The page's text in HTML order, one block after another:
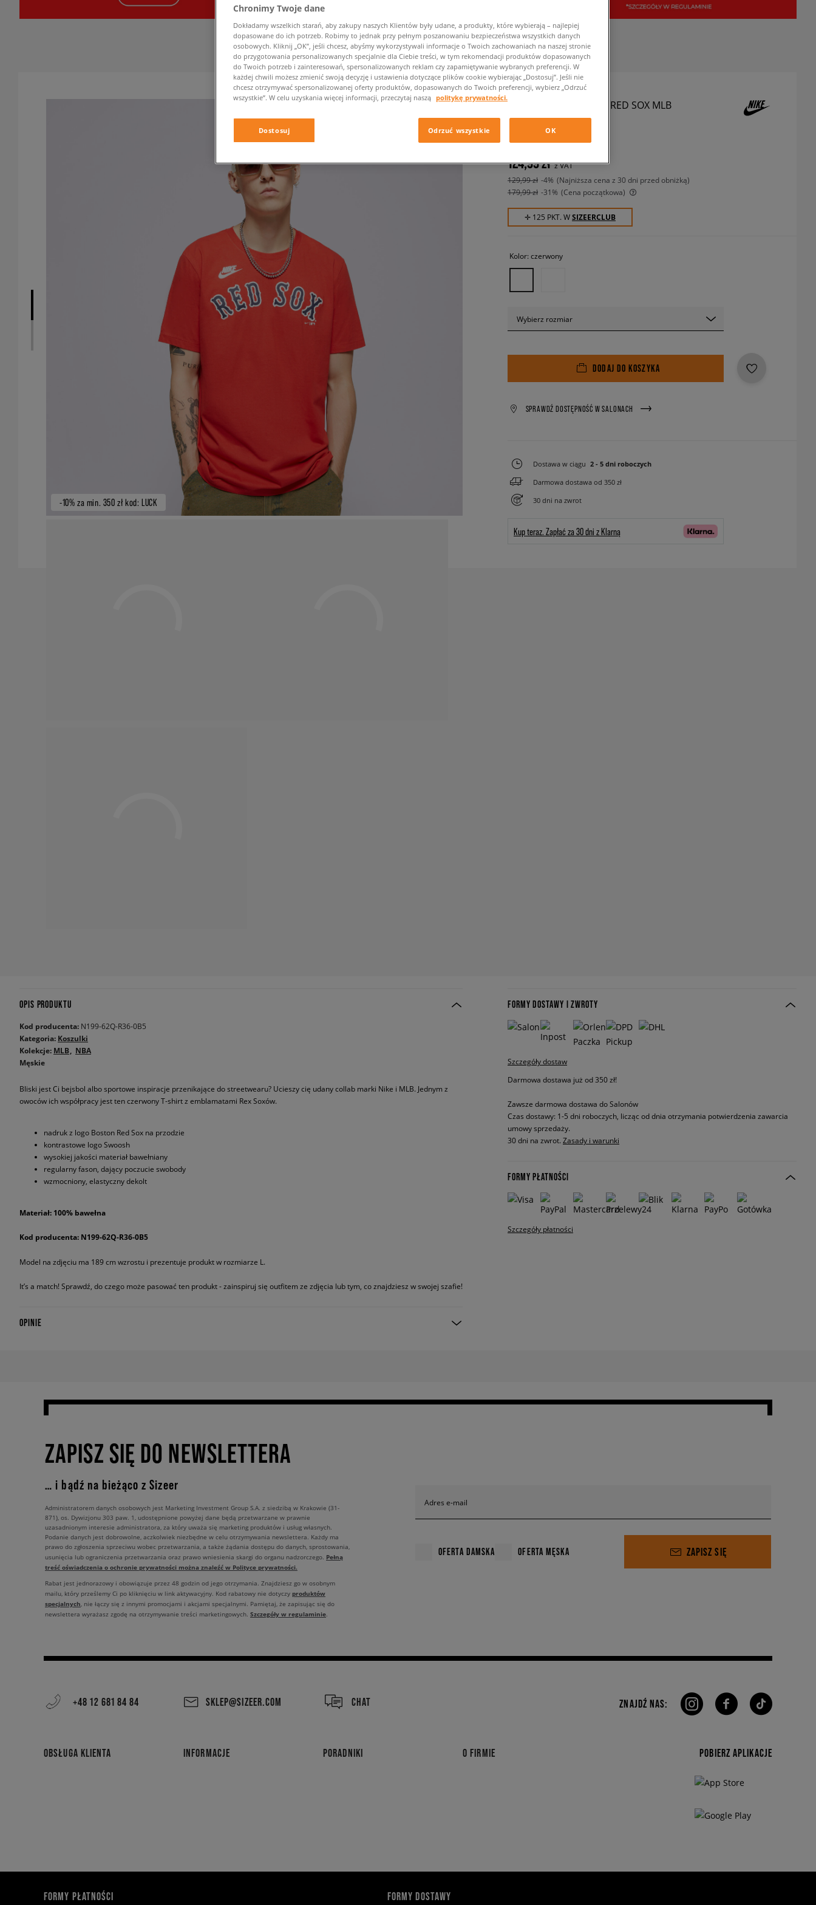
-10% za min. 350 zł kod: LUCK
NIKE T-SHIRT BOSTON RED SOX MLB
124,99 zł z VAT
129,99 zł -4%
(najniższa cena z 30 dni przed obniżką)
179,99 zł -31% (Cena początkowa)
✛ 125 PKT. WSIZEERCLUB
Kolor: czerwony
Wybierz rozmiar
DODAJ DO KOSZYKA
SPRAWDŹ DOSTĘPNOŚĆ W SALONACH
Dostawa w ciągu 2 - 5 dni roboczych
Darmowa dostawa od 350 zł
30 dni na zwrot
Kup teraz. Zapłać za 30 dni z Klarną
OPIS PRODUKTU
Kod producenta: N199-62Q-R36-0B5
Kategoria: Koszulki
Kolekcje: MLB
NBA
Męskie
Bliski jest Ci bejsbol albo sportowe inspiracje przenikające do streetwearu? Ucieszy cię udany collab marki Nike i MLB. Jednym z
owoców ich współpracy jest ten czerwony T-shirt z emblamatami Rex Soxów.
nadruk z logo Boston Red Sox na przodzie
kontrastowe logo Swoosh
wysokiej jakości materiał bawełniany
regularny fason, dający poczucie swobody
wzmocniony, elastyczny dekolt
Materiał: 100% bawełna
Kod producenta: N199-62Q-R36-0B5
Model na zdjęciu ma 189 cm wzrostu i prezentuje produkt w rozmiarze L.
It’s a match! Sprawdź, do czego może pasować ten produkt - zainspiruj się outfitem ze zdjęcia lub tym, co znajdziesz w swojej szafie!
OPINIE
FORMY DOSTAWY I ZWROTY
Szczegóły dostaw
Darmowa dostawa już od 350 zł!
Zawsze darmowa dostawa do Salonów
Czas dostawy: 1-5 dni roboczych, licząc od dnia otrzymania potwierdzenia zawarcia
umowy sprzedaży.
30 dni na zwrot. Zasady i warunki
FORMY PŁATNOŚCI
Szczegóły płatności
ZAPISZ SIĘ DO NEWSLETTERA
… i bądź na bieżąco z Sizeer
Adres e-mail
OFERTA DAMSKA OFERTA MĘSKA ZAPISZ SIĘ
Administratorem danych osobowych jest Marketing Investment Group S.A. z siedzibą w Krakowie (31-
871), os. Dywizjonu 303 paw. 1, udostępnione powyżej dane będą przetwarzane w prawnie
uzasadnionym interesie administratora, za który uważa się marketing produktów i usług własnych.
Podanie danych jest dobrowolne, aczkolwiek niezbędne w celu otrzymywania newslettera. Każdy ma
prawo do zgłoszenia sprzeciwu wobec przetwarzania, a także żądania dostępu do danych, sprostowania,
usunięcia lub ograniczenia przetwarzania oraz prawo wniesienia skargi do organu nadzorczego. Pełną
treść oświadczenia o ochronie prywatności można znaleźć w Polityce prywatności.
Rabat jest jednorazowy i obowiązuje przez 48 godzin od jego otrzymania. Znajdziesz go w osobnym
mailu, który prześlemy Ci po kliknięciu w link aktywacyjny. Kod rabatowy nie dotyczy produktów
specjalnych, nie łączy się z innymi promocjami i akcjami specjalnymi. Pamiętaj, że zapisując się do
newslettera wyrażasz zgodę na otrzymywanie treści marketingowych. Szczegóły w regulaminie.
+48 12 681 84 84 SKLEP@SIZEER.COM CHAT
OBSŁUGA KLIENTA INFORMACJE PORADNIKI O FIRMIE
ZNAJDŹ NAS:
POBIERZ APLIKACJE
FORMY PŁATNOŚCI FORMY DOSTAWY
Chronimy Twoje dane
Dokładamy wszelkich starań, aby zakupy naszych Klientów były udane, a produkty, które wybierają – najlepiej
dopasowane do ich potrzeb. Robimy to jednak przy pełnym poszanowaniu bezpieczeństwa wszystkich danych
osobowych. Kliknij „OK”, jeśli chcesz, abyśmy wykorzystywali informacje o Twoich zachowaniach na naszej stronie
do przygotowania personalizowanych specjalnie dla Ciebie treści, w tym rekomendacji produktów dopasowanych
do Twoich potrzeb i zainteresowań, spersonalizowanych reklam czy zapamiętywanie wybranych preferencji. W
każdej chwili możesz zmienić swoją decyzję i ustawienia dotyczące plików cookie wybierając „Dostosuj”. Jeśli nie
chcesz otrzymywać spersonalizowanej oferty produktów, dopasowanych do Twoich preferencji, wybierz „Odrzuć
wszystkie”. W celu uzyskania więcej informacji, przeczytaj naszą politykę prywatności.
Dostosuj Odrzuć wszystkie OK